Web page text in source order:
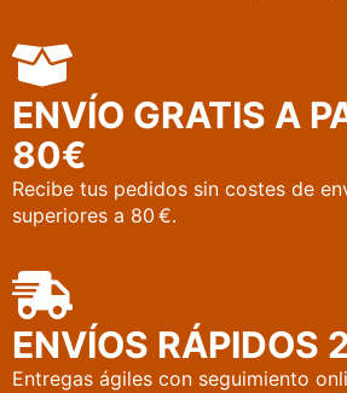
gestionamos contigo.
Producto dañado o
cambiamos o
alguno.
Devolución por otros
descontarán los gastos de
reembolso.
ENVÍO GRATIS A
80€
Recibe tus pedidos sin costes de
superiores a 80 €.
ENVÍOS RÁPIDOS
Entregas ágiles con seguimiento